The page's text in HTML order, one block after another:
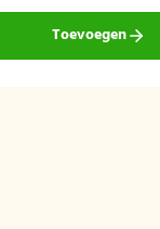
Toevoegen